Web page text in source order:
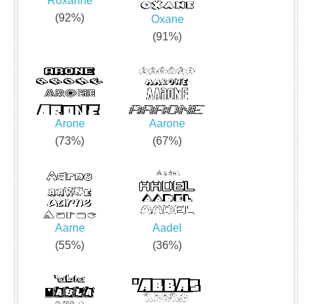
(92%)
Oxane
(91%)
Arone
(73%)
Aarone
(67%)
Aarne
(55%)
Aadel
(36%)